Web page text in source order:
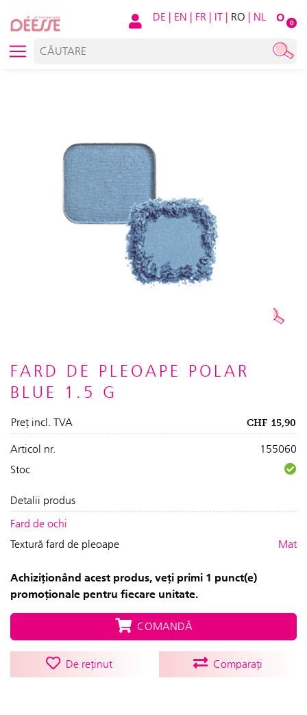
O 0
DE | EN | FR | IT | RO | NL
FARD DE PLEOAPE POLAR
BLUE 1.5 G
Preț incl. TVA CHF 15,90
Articol nr.
155060
Stoc
Detalii produs
Fard de ochi
Textură fard de pleoape
Mat
Achiziționând acest produs, veți primi 1 punct(e)
promoționale pentru fiecare unitate.
COMANDĂ
De reținut Comparați